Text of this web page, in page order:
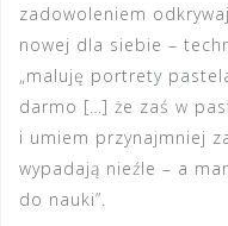
zadowoleniem
nowej dla siebie –
„maluję portrety
darmo […] że zaś w
i umiem przynajmniej
wypadają nieźle – a
do nauki”.